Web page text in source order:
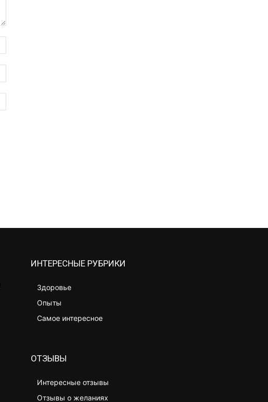
почта:
ИНТЕРЕСНЫЕ РУБРИКИ
Здоровье
Опыты
Самое интересное
ОТЗЫВЫ
Интересные отзывы
Отзывы о желаниях